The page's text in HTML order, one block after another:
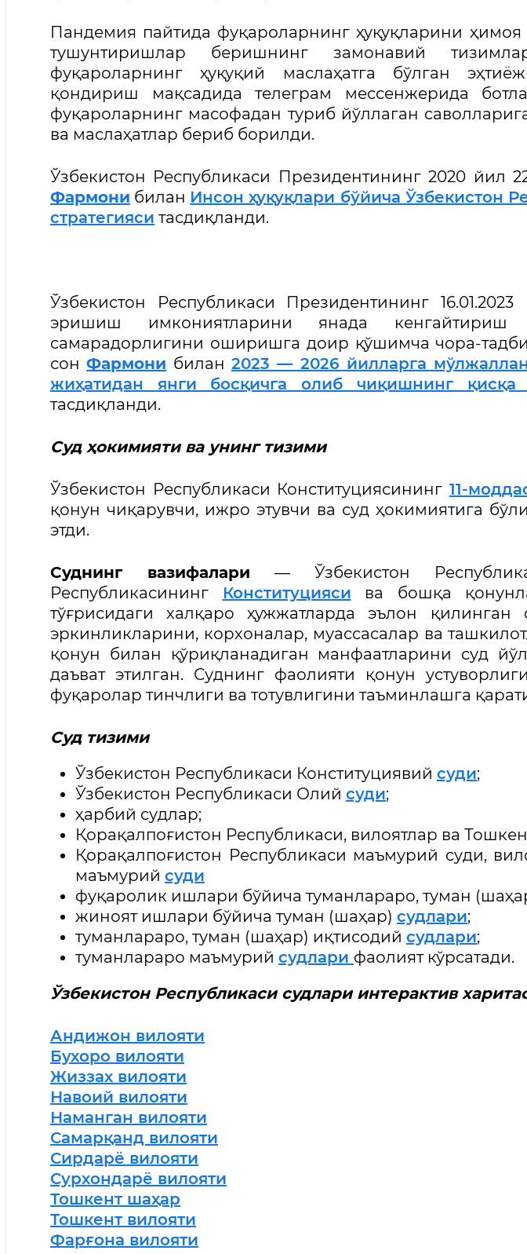
Пандемия пайтида фуқароларнинг ҳуқуқларини
тушунтиришлар беришнинг замонавий
фуқароларнинг ҳуқуқий маслаҳатга бўлган
қондириш мақсадида телеграм мессенжерида
фуқароларнинг масофадан туриб йўллаган
ва маслаҳатлар бериб борилди.
Ўзбекистон Республикаси Президентининг 2020 йил
Фармони билан Инсон ҳуқуқлари бўйича Ўзбекистон
стратегияси тасдиқланди.
Ўзбекистон Республикаси Президентининг
эришиш имкониятларини янада
самарадорлигини оширишга доир қўшимча чора-
сонФармони билан 2023 — 2026 йилларга
жиҳатидан янги босқичга олиб чиқишнинг қисқа
тасдиқланди.
Суд ҳокимияти ва унинг тизими
Ўзбекистон Республикаси Конституциясининг 11-
қонун чиқарувчи, ижро этувчи ва суд ҳокимиятига
этди.
Суднинг вазифалари — Ўзбекистон
Республикасининг
Конституцияси ва бошқа
тўғрисидаги халқаро ҳужжатларда эълон қилинган
эркинликларини, корхоналар, муассасалар ва
қонун билан қўриқланадиган манфаатларини суд
даъват этилган. Суднинг фаолияти қонун
фуқаролар тинчлиги ва тотувлигини таъминлашга
Суд тизими
Ўзбекистон Республикаси Конституциявий суди;
Ўзбекистон Республикаси Олий суди;
ҳарбий судлар;
Қорақалпоғистон Республикаси, вилоятлар ва
Қорақалпоғистон Республикаси маъмурий суди,
маъмурий суди
фуқаролик ишлари бўйича туманлараро, туман
жиноят ишлари бўйича туман (шаҳар) судлари;
туманлараро, туман (шаҳар) иқтисодий судлари;
туманлараро маъмурий судлари фаолият кўрсатади.
Ўзбекистон Республикаси судлари интерактив
Андижон вилояти
Бухоро вилояти
Жиззах вилояти
Навоий вилояти
Наманган вилояти
Самарқанд вилояти
Сирдарё вилояти
Сурхондарё вилояти
Тошкент шаҳар
Тошкент вилояти
Фарғона вилояти